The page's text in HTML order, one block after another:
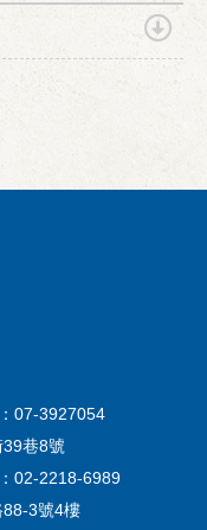
07-3927054
巷8號
02-2218-6989
88-3號4樓